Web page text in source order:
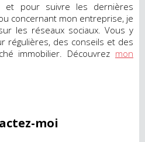
et pour suivre les dernières
concernant mon entreprise, je
les réseaux sociaux. Vous y
régulières, des conseils et des
immobilier. Découvrez mon
moi